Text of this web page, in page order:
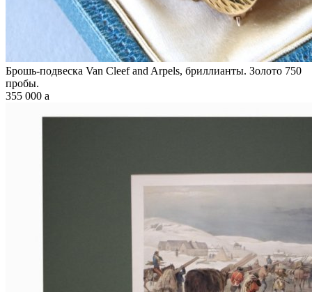
Брошь-подвеска Van Cleef and Arpels, бриллианты. Золото 750
пробы.
355 000 a